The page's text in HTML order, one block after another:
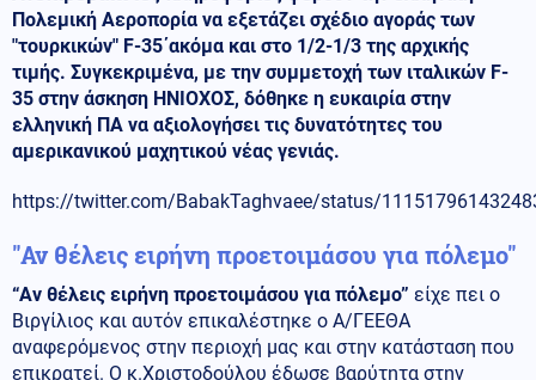
Πολεμική Αεροπορία να εξετάζει σχέδιο αγοράς των
"τουρκικών" F-35΄ακόμα και στο 1/2-1/3 της αρχικής
τιμής. Συγκεκριμένα, με την συμμετοχή των ιταλικών F-
35 στην άσκηση ΗΝΙΟΧΟΣ, δόθηκε η ευκαιρία στην
ελληνική ΠΑ να αξιολογήσει τις δυνατότητες του
αμερικανικού μαχητικού νέας γενιάς.
https://twitter.com/BabakTaghvaee/status/
"Αν θέλεις ειρήνη προετοιμάσου για πόλεμο"
“Αν θέλεις ειρήνη προετοιμάσου για πόλεμο” είχε πει ο
Βιργίλιος και αυτόν επικαλέστηκε ο Α/ΓΕΕΘΑ
αναφερόμενος στην περιοχή μας και στην κατάσταση που
επικρατεί. Ο κ.Χριστοδούλου έδωσε βαρύτητα στην